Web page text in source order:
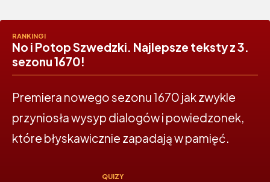
RANKINGI
No i Potop Szwedzki. Najlepsze teksty z 3.
sezonu 1670!
Premiera nowego sezonu 1670 jak zwykle
przyniosła wysyp dialogów i powiedzonek,
które błyskawicznie zapadają w pamięć.
QUIZY